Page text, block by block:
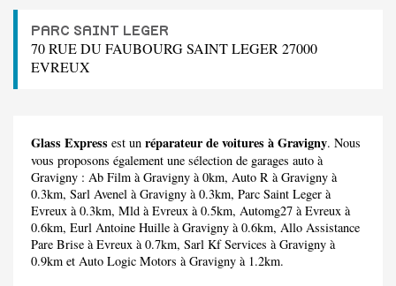
PARC SAINT LEGER
70 RUE DU FAUBOURG SAINT LEGER 27000
EVREUX
Glass Express est un réparateur de voitures à Gravigny. Nous
vous proposons également une sélection de garages auto à
Gravigny : Ab Film à Gravigny à 0km, Auto R à Gravigny à
0.3km, Sarl Avenel à Gravigny à 0.3km, Parc Saint Leger à
Evreux à 0.3km, Mld à Evreux à 0.5km, Automg27 à Evreux à
0.6km, Eurl Antoine Huille à Gravigny à 0.6km, Allo Assistance
Pare Brise à Evreux à 0.7km, Sarl Kf Services à Gravigny à
0.9km et Auto Logic Motors à Gravigny à 1.2km.